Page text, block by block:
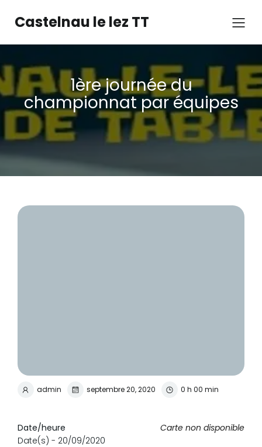
Castelnau le lez TT
1ère journée du
championnat par équipes
admin septembre 20, 2020 0 h 00 min
Carte non disponible
Date/heure
Date(s) - 20/09/2020